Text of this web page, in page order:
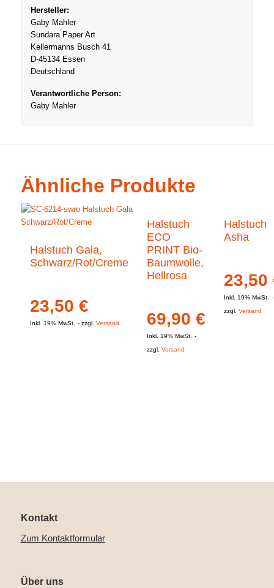
Hersteller:
Gaby Mahler
Sundara Paper Art
Kellermanns Busch 41
D-45134 Essen
Deutschland
Verantwortliche Person:
Gaby Mahler
Ähnliche Produkte
Halstuch Gala,
Schwarz/Rot/Creme
23,50 €
Inkl. 19% MwSt. zzgl. Versand
Halstuch
ECO
PRINT Bio-
Baumwolle,
Hellrosa
69,90 €
Inkl. 19% MwSt.
zzgl. Versand
Halstuch
Asha
23,50
Inkl. 19% MwSt.
zzgl. Versand
Kontakt
Zum Kontaktformular
Über uns